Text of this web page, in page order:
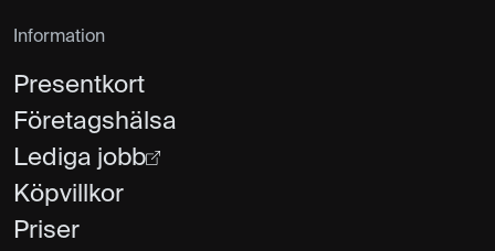
Information
Presentkort
Företagshälsa
Lediga jobb
Köpvillkor
Priser